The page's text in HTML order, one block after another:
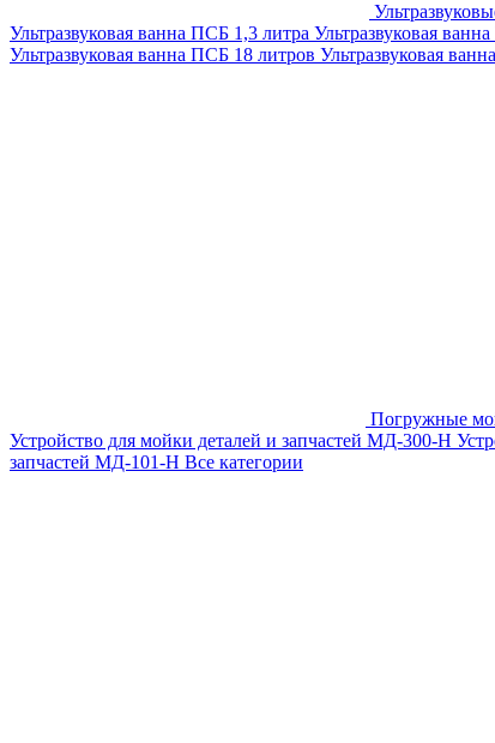
Ультразвуковая ванна ПСБ 1,3 литра Ультразвуковая
Ультразвуковая ванна ПСБ 18 литров Ультразвуковая
Погружные
Устройство для мойки деталей и запчастей МД-300-H
запчастей МД-101-Н Все категории